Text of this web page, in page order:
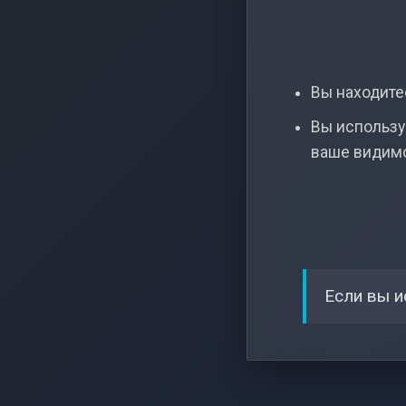
Вы
Вы
ваше
Если вы